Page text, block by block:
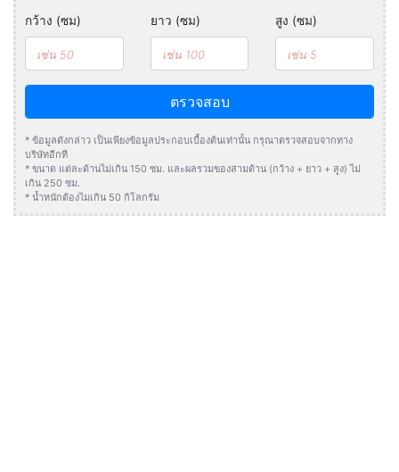
กว้าง (ซม) ยาว (ซม) สูง (ซม)
ตรวจสอบ
* ข้อมูลดังกล่าว เป็นเพียงข้อมูลประกอบเบื้องต้นเท่านั้น กรุณาตรวจสอบจากทาง
บริษัทอีกที
* ขนาด แต่ละด้านไม่เกิน 150 ซม. และผลรวมของสามด้าน (กว้าง + ยาว + สูง) ไม่
เกิน 250 ซม.
* น้ำหนักต้องไมเกิน 50 กิโลกรัม